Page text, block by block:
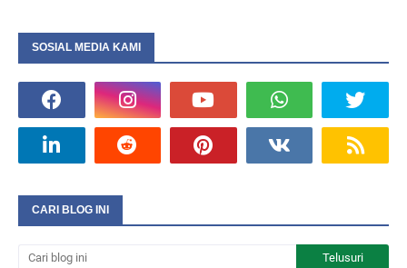
SOSIAL MEDIA KAMI
CARI BLOG INI